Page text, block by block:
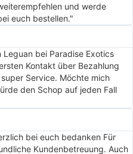
und werde
euch bestellen."
bei Paradise Exotics
Kontakt über Bezahlung
Service. Möchte mich
den Schop auf jeden Fall
bei euch bedanken Für
Kundenbetreuung. Auch